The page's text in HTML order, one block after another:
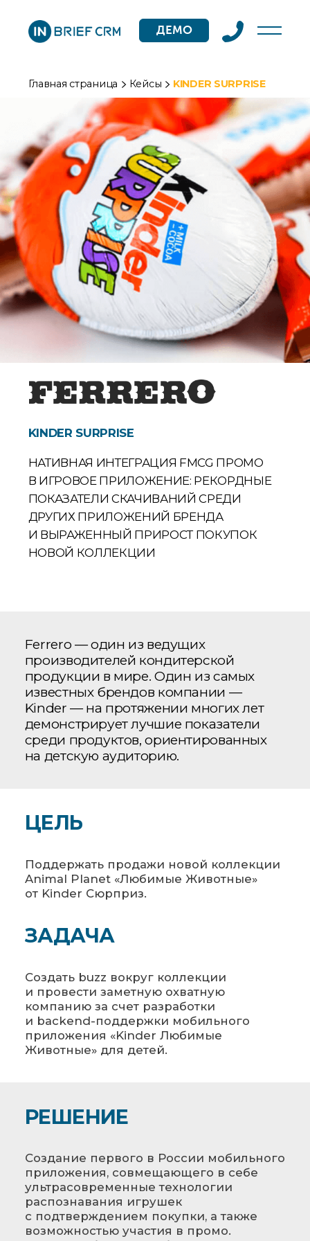
ДЕМО
Главная страница Кейсы KINDER SURPRISE
KINDER SURPRISE
НАТИВНАЯ ИНТЕГРАЦИЯ FMCG ПРОМО
В ИГРОВОЕ ПРИЛОЖЕНИЕ: РЕКОРДНЫЕ
ПОКАЗАТЕЛИ СКАЧИВАНИЙ СРЕДИ
ДРУГИХ ПРИЛОЖЕНИЙ БРЕНДА
И ВЫРАЖЕННЫЙ ПРИРОСТ ПОКУПОК
НОВОЙ КОЛЛЕКЦИИ
Ferrero — один из ведущих
производителей кондитерской
продукции в мире. Один из самых
известных брендов компании —
Kinder — на протяжении многих лет
демонстрирует лучшие показатели
среди продуктов, ориентированных
на детскую аудиторию.
ЦЕЛЬ
Поддержать продажи новой коллекции
Animal Planet «Любимые Животные»
от Kinder Сюрприз.
ЗАДАЧА
Создать buzz вокруг коллекции
и провести заметную охватную
компанию за счет разработки
и backend-поддержки мобильного
приложения «Kinder Любимые
Животные» для детей.
РЕШЕНИЕ
Создание первого в России мобильного
приложения, совмещающего в себе
ультрасовременные технологии
распознавания игрушек
с подтверждением покупки, а также
возможностью участия в промо.